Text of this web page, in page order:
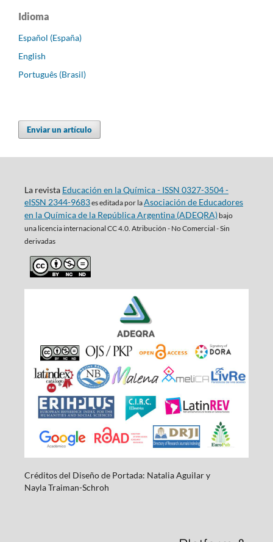
Idioma
Español (España)
English
Português (Brasil)
Enviar un artículo
La revista Educación en la Química - ISSN 0327-3504 -
eISSN 2344-9683es editada por laAsociación de Educadores
en la Química de la República Argentina (ADEQRA)bajo
una licencia internacional CC 4.0. Atribución - No Comercial - Sin
derivadas
Créditos del Diseño de Portada: Natalia Aguilar y
NaylaTraiman-Schroh